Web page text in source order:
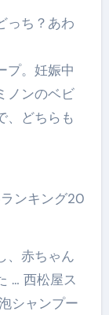
っち？あわ
プ。妊娠中
ノンのベビ
、どちらも
ンキング20
、赤ちゃん
… 西松屋ス
シャンプー